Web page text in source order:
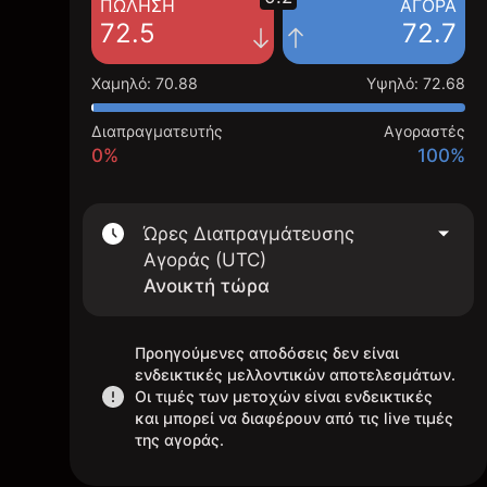
ΠΏΛΗΣΗ
72.5
ΑΓΟΡΆ
72.7
Χαμηλό: 70.88 Υψηλό: 72.68
Διαπραγματευτής
0%
Αγοραστές
100%
Ώρες Διαπραγμάτευσης
Αγοράς (UTC)
Ανοικτή τώρα
Προηγούμενες αποδόσεις δεν είναι
ενδεικτικές μελλοντικών αποτελεσμάτων.
Οι τιμές των μετοχών είναι ενδεικτικές
και μπορεί να διαφέρουν από τις live τιμές
της αγοράς.